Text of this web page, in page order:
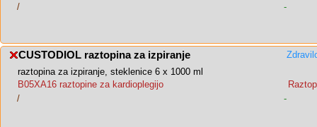
/
-
CUSTODIOL raztopina za izpiranje
raztopina za izpiranje, steklenice 6 x 1000 ml
B05XA16 raztopine za kardioplegijo
/
-